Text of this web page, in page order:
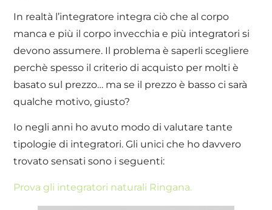
In realtà l’integratore integra ciò che al corpo
manca e più il corpo invecchia e più integratori si
devono assumere. Il problema è saperli scegliere
perchè spesso il criterio di acquisto per molti è
basato sul prezzo… ma se il prezzo è basso ci sarà
qualche motivo, giusto?
Io negli anni ho avuto modo di valutare tante
tipologie di integratori. Gli unici che ho davvero
trovato sensati sono i seguenti:
Prova gli integratori naturali Ringana.